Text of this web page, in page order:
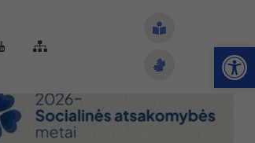
Open toolbar